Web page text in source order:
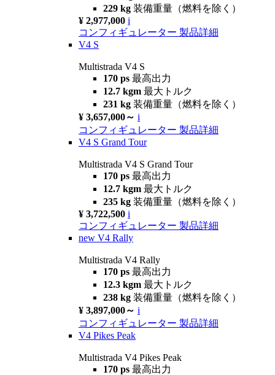
229 kg 装備重量（燃料を除く）
¥ 2,977,000 i
コンフィギュレーター 製品詳細
V4 S
Multistrada V4 S
170 ps 最高出力
12.7 kgm 最大トルク
231 kg 装備重量（燃料を除く）
¥ 3,657,000～ i
コンフィギュレーター 製品詳細
V4 S Grand Tour
Multistrada V4 S Grand Tour
170 ps 最高出力
12.7 kgm 最大トルク
235 kg 装備重量（燃料を除く）
¥ 3,722,500 i
コンフィギュレーター 製品詳細
new V4 Rally
Multistrada V4 Rally
170 ps 最高出力
12.3 kgm 最大トルク
238 kg 装備重量（燃料を除く）
¥ 3,897,000～ i
コンフィギュレーター 製品詳細
V4 Pikes Peak
Multistrada V4 Pikes Peak
170 ps 最高出力